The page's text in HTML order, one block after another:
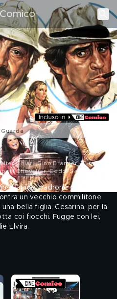
Guarda
Chiari, Gino Bramieri, Cinzia
Chevalier, Deddi Savagnone,
.
Davide, padrone di una
un vecchio commilitone
bella figlia, Cesarina, per la
coi fiocchi. Fugge con lei,
Elvira.
Brillante, Comico, Cinema italiano